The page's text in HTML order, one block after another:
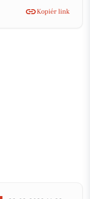
Kopiér link